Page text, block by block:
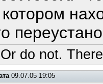
do not.
09.07.05 19:05